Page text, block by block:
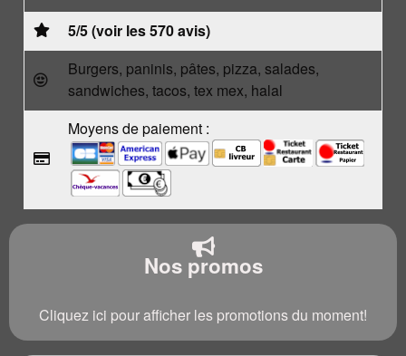
5/5 (voir les 570 avis)
Burgers, paninis, pâtes, pizza, salades,
sandwiches, tacos, tex mex, halal
Moyens de paiement :
Nos promos
Cliquez ici pour afficher les promotions du moment!